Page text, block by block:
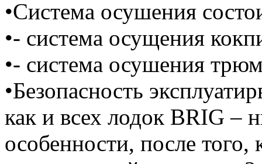
•Система осушения
•- система осущения
•- система осушения
•Безопасность
как и всех лодок BRIG –
особенности, после